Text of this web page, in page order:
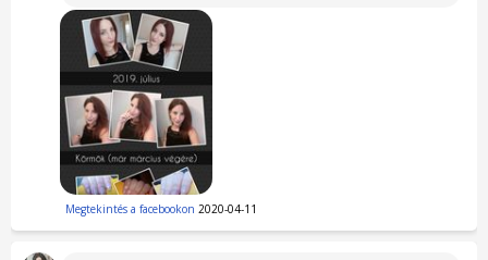
Megtekintés a facebookon 2020-04-11